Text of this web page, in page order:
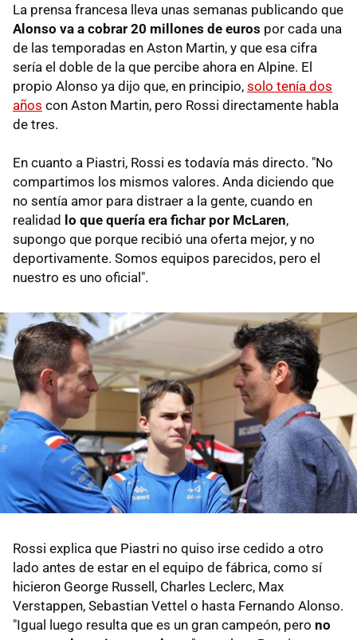
La prensa francesa lleva unas semanas publicando que
Alonso va a cobrar 20 millones de euros por cada una
de las temporadas en Aston Martin, y que esa cifra
sería el doble de la que percibe ahora en Alpine. El
propio Alonso ya dijo que, en principio, solo tenía dos
años con Aston Martin, pero Rossi directamente habla
de tres.
En cuanto a Piastri, Rossi es todavía más directo. "No
compartimos los mismos valores. Anda diciendo que
no sentía amor para distraer a la gente, cuando en
realidad lo que quería era fichar por McLaren,
supongo que porque recibió una oferta mejor, y no
deportivamente. Somos equipos parecidos, pero el
nuestro es uno oficial".
Rossi explica que Piastri no quiso irse cedido a otro
lado antes de estar en el equipo de fábrica, como sí
hicieron George Russell, Charles Leclerc, Max
Verstappen, Sebastian Vettel o hasta Fernando Alonso.
"Igual luego resulta que es un gran campeón, pero no